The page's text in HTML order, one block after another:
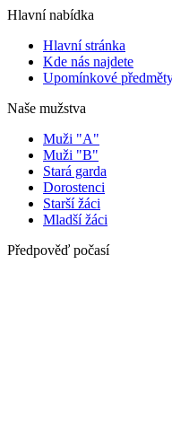
Hlavní nabídka
Hlavní stránka
Kde nás najdete
Upomínkové
Naše mužstva
Muži "A"
Muži "B"
Stará garda
Dorostenci
Starší žáci
Mladší žáci
Předpověď počasí